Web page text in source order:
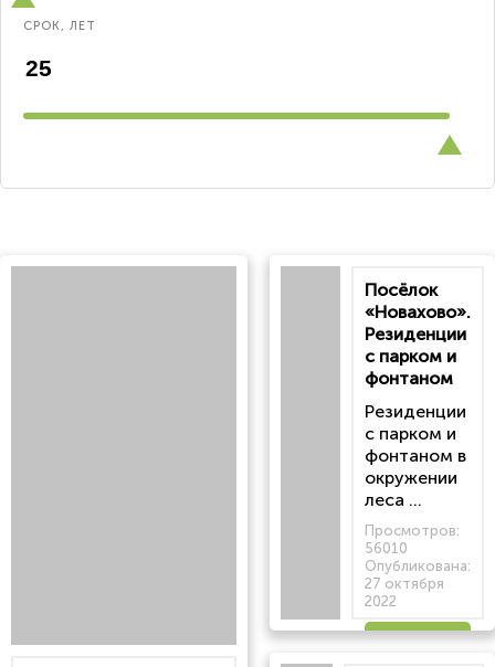
СРОК, ЛЕТ
Посёлок
«Новахово».
Резиденции
с парком и
фонтаном
Резиденции
с парком и
фонтаном в
окружении
леса ...
Просмотров:
56010
Опубликована:
27 октября
2022